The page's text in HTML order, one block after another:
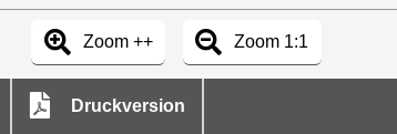
Zoom ++ Zoom 1:1
Druckversion